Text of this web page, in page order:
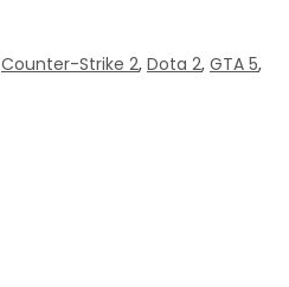
Counter-Strike 2, Dota 2, GTA 5,